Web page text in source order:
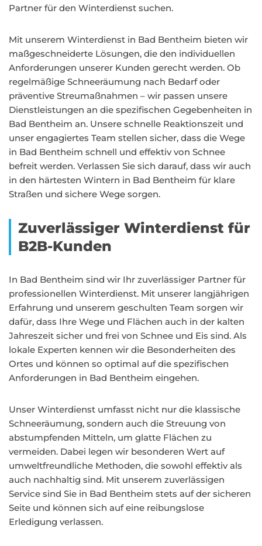
Partner für den Winterdienst suchen.
Mit unserem Winterdienst in Bad Bentheim bieten wir
maßgeschneiderte Lösungen, die den individuellen
Anforderungen unserer Kunden gerecht werden. Ob
regelmäßige Schneeräumung nach Bedarf oder
präventive Streumaßnahmen – wir passen unsere
Dienstleistungen an die spezifischen Gegebenheiten in
Bad Bentheim an. Unsere schnelle Reaktionszeit und
unser engagiertes Team stellen sicher, dass die Wege
in Bad Bentheim schnell und effektiv von Schnee
befreit werden. Verlassen Sie sich darauf, dass wir auch
in den härtesten Wintern in Bad Bentheim für klare
Straßen und sichere Wege sorgen.
Zuverlässiger Winterdienst für
B2B-Kunden
In Bad Bentheim sind wir Ihr zuverlässiger Partner für
professionellen Winterdienst. Mit unserer langjährigen
Erfahrung und unserem geschulten Team sorgen wir
dafür, dass Ihre Wege und Flächen auch in der kalten
Jahreszeit sicher und frei von Schnee und Eis sind. Als
lokale Experten kennen wir die Besonderheiten des
Ortes und können so optimal auf die spezifischen
Anforderungen in Bad Bentheim eingehen.
Unser Winterdienst umfasst nicht nur die klassische
Schneeräumung, sondern auch die Streuung von
abstumpfenden Mitteln, um glatte Flächen zu
vermeiden. Dabei legen wir besonderen Wert auf
umweltfreundliche Methoden, die sowohl effektiv als
auch nachhaltig sind. Mit unserem zuverlässigen
Service sind Sie in Bad Bentheim stets auf der sicheren
Seite und können sich auf eine reibungslose
Erledigung verlassen.